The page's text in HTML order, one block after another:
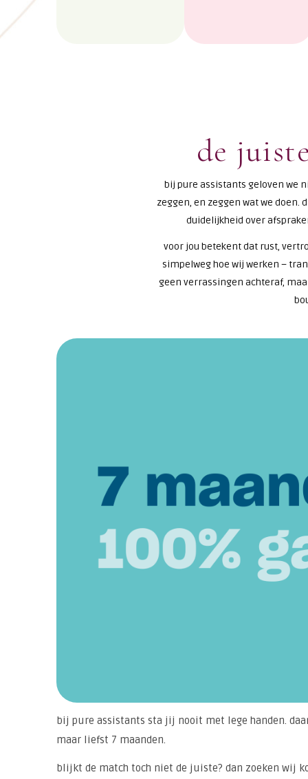
de
bij pure assistants geloven we
zeggen, en zeggen wat we
duidelijkheid over
voor jou betekent dat rust,
simpelweg hoe wij werken –
geen verrassingen achteraf,
bij pure assistants sta jij nooit met lege handen.
maar liefst 7 maanden.
blijkt de match toch niet de juiste? dan zoeken wij